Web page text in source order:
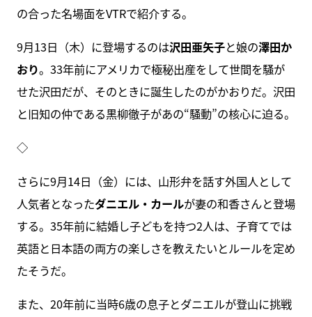
の合った名場面をVTRで紹介する。
9月13日（木）に登場するのは沢田亜矢子と娘の澤田か
おり。33年前にアメリカで極秘出産をして世間を騒が
せた沢田だが、そのときに誕生したのがかおりだ。沢田
と旧知の仲である黒柳徹子があの“騒動”の核心に迫る。
◇
さらに9月14日（金）には、山形弁を話す外国人として
人気者となったダニエル・カールが妻の和香さんと登場
する。35年前に結婚し子どもを持つ2人は、子育てでは
英語と日本語の両方の楽しさを教えたいとルールを定め
たそうだ。
また、20年前に当時6歳の息子とダニエルが登山に挑戦